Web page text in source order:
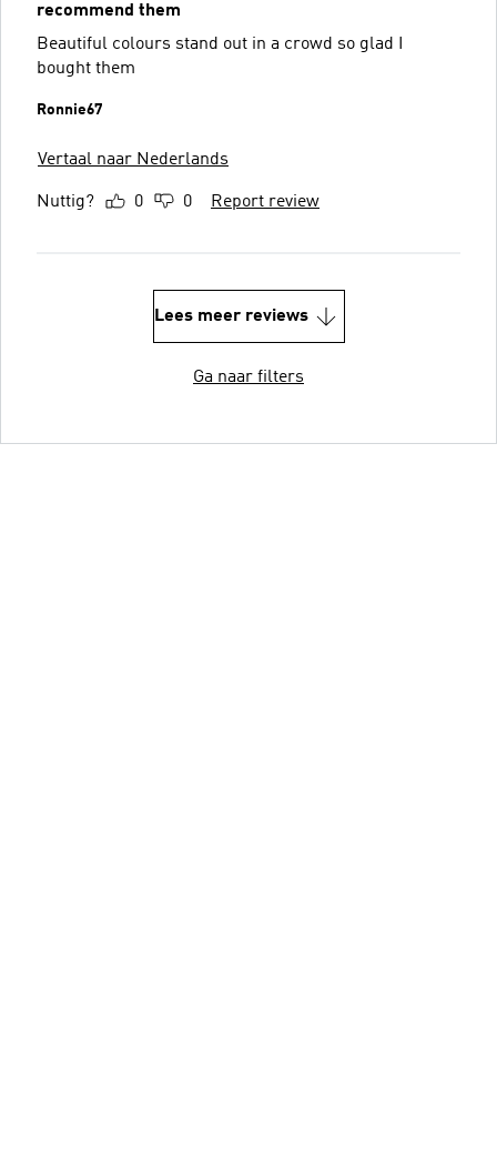
recommend them
Beautiful colours stand out in a crowd so glad I
bought them
Ronnie67
Vertaal naar Nederlands
Nuttig? 0 0 Report review
Lees meer reviews
Ga naar filters